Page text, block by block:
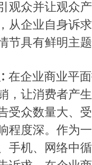
观众并让观众
从企业自身诉
节具有鲜明主
在企业商业平
，让消费者产
受众数量大、
程度深。作为
手机、网络中